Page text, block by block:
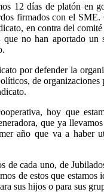
12 días de platón en
firmados con el SME.
en contra del
no han aportado un
por defender la
de organizaciones
hoy que
que ya
año que va a haber
de cada uno, de
de estos que estamos
sus hijos o para sus